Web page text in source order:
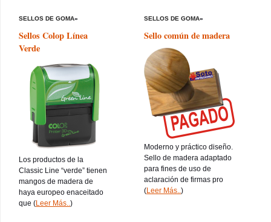
SELLOS DE GOMA»
Sellos Colop Línea
Verde
Los productos de la
Classic Line “verde” tienen
mangos de madera de
haya europeo enaceitado
que (Leer Más..)
SELLOS DE GOMA»
Sello común de madera
Moderno y práctico diseño.
Sello de madera adaptado
para fines de uso de
aclaración de firmas pro
(Leer Más..)